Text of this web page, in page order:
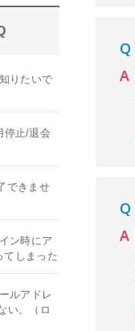
りたいで
停止/退会
できませ
ン時にア
てしまった
ルアドレ
い。（ロ